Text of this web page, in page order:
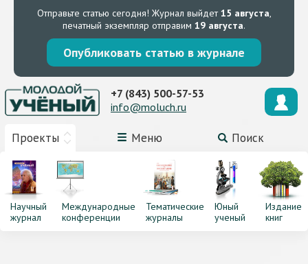
Отправьте статью сегодня! Журнал выйдет15 августа,
печатный экземпляр отправим 19 августа.
Опубликовать статью в журнале
Проекты Меню Поиск
+7 (843) 500-57-53
info@moluch.ru
Научный
журнал
Международные
конференции
Тематические
журналы
Юный
ученый
Издание
книг